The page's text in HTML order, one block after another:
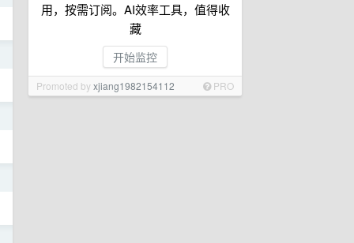
用，按需订阅。AI效率工具，值得收
藏
开始监控
Promoted byxjiang1982154112 PRO